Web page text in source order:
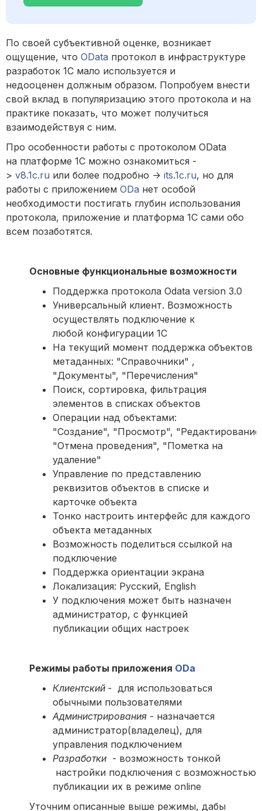
По своей субъективной оценке, возникает
ощущение, что OData протокол в инфраструктуре
разработок 1С мало используется и
недооценен должным образом. Попробуем внести
свой вклад в популяризацию этого протокола и на
практике показать, что может получиться
взаимодействуя с ним.
Про особенности работы с протоколом OData
на платформе 1С можно ознакомиться -
> v8.1c.ru или более подробно -> its.1c.ru, но для
работы с приложением ODa нет особой
необходимости постигать глубин использования
протокола, приложение и платформа 1С сами обо
всем позаботятся.
Основные функциональные возможности
Поддержка протокола Odata version 3.0
Универсальный клиент. Возможность
осуществлять подключение к
любой конфигурации 1С
На текущий момент поддержка объектов
метаданных: "Справочники" ,
"Документы", "Перечисления"
Поиск, сортировка, фильтрация
элементов в списках объектов
Операции над объектами:
"Создание", "Просмотр",
"Отмена проведения", "Пометка на
удаление"
Управление по представлению
реквизитов объектов в списке и
карточке объекта
Тонко настроить интерфейс для каждого
объекта метаданных
Возможность поделиться ссылкой на
подключение
Поддержка ориентации экрана
Локализация: Русский, English
У подключения может быть назначен
администратор, с функцией
публикации общих настроек
Режимы работы приложения ODa
Клиентский - для использоваться
обычными пользователями
Администрирования - назначается
администратор(владелец), для
управления подключением
Разработки - возможность тонкой
настройки подключения с возможностью
публикации их в режиме online
Уточним описанные выше режимы, дабы